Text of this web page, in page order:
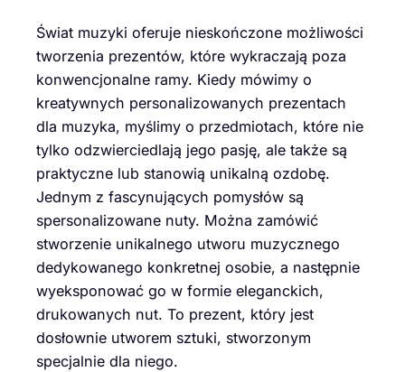
Świat muzyki oferuje nieskończone możliwości
tworzenia prezentów, które wykraczają poza
konwencjonalne ramy. Kiedy mówimy o
kreatywnych personalizowanych prezentach
dla muzyka, myślimy o przedmiotach, które nie
tylko odzwierciedlają jego pasję, ale także są
praktyczne lub stanowią unikalną ozdobę.
Jednym z fascynujących pomysłów są
spersonalizowane nuty. Można zamówić
stworzenie unikalnego utworu muzycznego
dedykowanego konkretnej osobie, a następnie
wyeksponować go w formie eleganckich,
drukowanych nut. To prezent, który jest
dosłownie utworem sztuki, stworzonym
specjalnie dla niego.